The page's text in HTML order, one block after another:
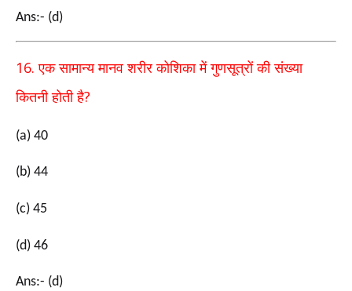
Ans:- (d)
16.एक सामान्य मानव शरीर कोशिका में गुणसूत्रों की संख्या
कितनी होती है?
(a) 40
(b) 44
(c) 45
(d) 46
Ans:- (d)